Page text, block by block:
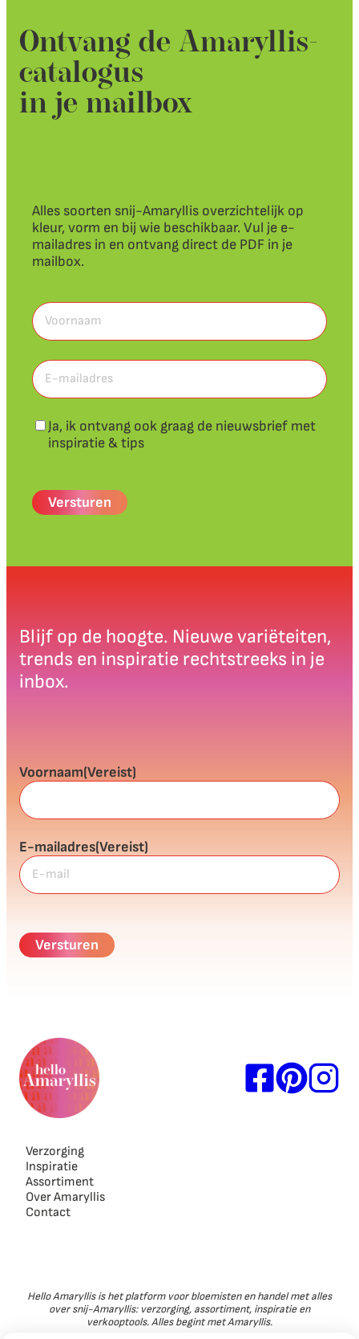
Ontvang de Amaryllis-
catalogus
in je mailbox
Alles soorten snij-Amaryllis overzichtelijk op
kleur, vorm en bij wie beschikbaar. Vul je e-
mailadres in en ontvang direct de PDF in je
mailbox.
Voornaam
E-
mailadres(Vereist)
Nieuwsbrief
Ja, ik ontvang ook graag de nieuwsbrief met
inspiratie & tips
Blijf op de hoogte. Nieuwe variëteiten,
trends en inspiratie rechtstreeks in je
inbox.
Voornaam(Vereist)
E-mailadres(Vereist)
Verzorging
Inspiratie
Assortiment
Over Amaryllis
Contact
Hello Amaryllis is het platform voor bloemisten en handel met alles
over snij-Amaryllis: verzorging, assortiment, inspiratie en
verkooptools. Alles begint met Amaryllis.